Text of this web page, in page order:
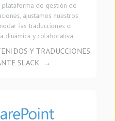
plataforma de gestión de
ajustamos nuestros
las traducciones o
dinámica y colaborativa.
Y TRADUCCIONES
SLACK